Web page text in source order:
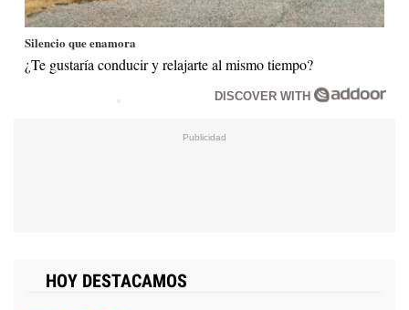
Silencio que enamora
¿Te gustaría conducir y relajarte al mismo tiempo?
DISCOVER WITH
HOY DESTACAMOS